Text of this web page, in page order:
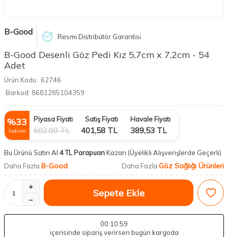
B-Good Resmi Distribütör Garantisi
B-Good Desenli Göz Pedi Kız 5,7cm x 7,2cm - 54
Adet
Ürün Kodu: 62746
Barkod: 8681285104359
%33
İndirim
Piyasa Fiyatı
602,00TL
Satış Fiyatı
401,58 TL
Havale Fiyatı
389,53 TL
Bu Ürünü Satın Al 4 TL ParapuanKazan (Üyelikli Alışverişlerde Geçerli)
Daha Fazla B-Good Daha Fazla Göz Sağlığı Ürünleri
Sepete Ekle
00:10:58
içerisinde sipariş verirsen bugün kargoda